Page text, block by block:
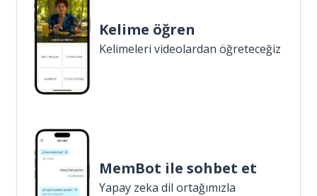
Kelime öğren
Kelimeleri videolardan öğreteceğiz
MemBot ile sohbet et
Yapay zeka dil ortağımızla